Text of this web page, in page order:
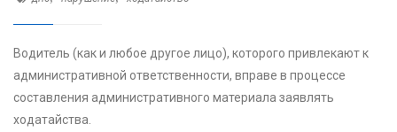
Водитель (как и любое другое лицо), которого привлекают к
административной ответственности, вправе в процессе
составления административного материала заявлять
ходатайства.